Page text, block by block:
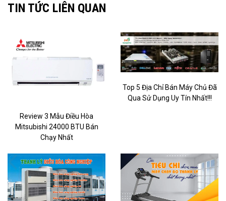
TIN TỨC LIÊN QUAN
Review 3 Mẫu Điều Hòa
Mitsubishi 24000 BTU Bán
Chạy Nhất
Top 5 Địa Chỉ Bán Máy Chủ Đã
Qua Sử Dụng Uy Tín Nhất!!!